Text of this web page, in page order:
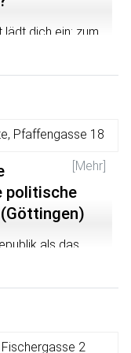
lädt dich ein: zum
Pfaffengasse 18
[Mehr]
politische
als das
„Berliner
hat? Der Vortrag
2